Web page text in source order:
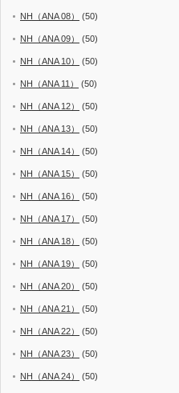
NH（ANA 08） (50)
NH（ANA 09） (50)
NH（ANA 10） (50)
NH（ANA 11） (50)
NH（ANA 12） (50)
NH（ANA 13） (50)
NH（ANA 14） (50)
NH（ANA 15） (50)
NH（ANA 16） (50)
NH（ANA 17） (50)
NH（ANA 18） (50)
NH（ANA 19） (50)
NH（ANA 20） (50)
NH（ANA 21） (50)
NH（ANA 22） (50)
NH（ANA 23） (50)
NH（ANA 24） (50)